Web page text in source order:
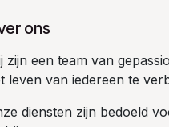
ons
zijn een team van
leven van iedereen te
diensten zijn bedoeld